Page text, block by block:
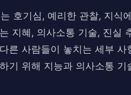
호기심, 예리한 관찰, 지식
지혜, 의사소통 기술, 진실
른 사람들이 놓치는 세부
기 위해 지능과 의사소통 기